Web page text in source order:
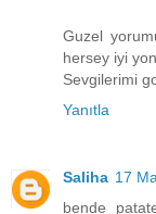
Guzel
hersey iyi
Sevgilerimi
Yanıtla
Saliha 17
bende